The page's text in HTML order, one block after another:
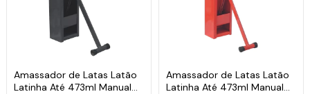
Amassador de Latas Latão
Latinha Até 473ml Manual
Amassador de Latas Latão
Latinha Até 473ml Manual